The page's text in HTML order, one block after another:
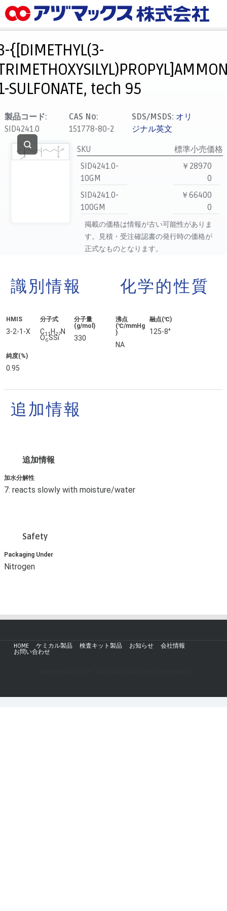
メニュー
お気に入り
カート
マイアカウント
主要取扱ブランド
代理店一覧
支払い
{[DIMETHYL(3-
SULFONATE, tech 95
製品コード:
SID4241.0
CAS No:
151778-80-2
SDS/MSDS: オリ
ジナル英文
SKU
標準小売価格
SID4241.0-
10GM
￥28970
0
SID4241.0-
100GM
￥66400
0
掲載の価格は情報が古い可能性がありま
す。見積・受注確認書の発行時の価格が
正式なものとなります。
識別情報
HMIS
3-2-1-X
分子式
C11H27N
O6SSi
分子量
(g/mol)
330
純度(%)
0.95
化学的性質
沸点
(℃/mmHg
)
NA
融点(℃)
125-8°
追加情報
追加情報
加水分解性
7: reacts slowly with moisture/water
Safety
Packaging Under
Nitrogen
HOME ケミカル製品 検査キット製品 お知らせ
会社情報
お問い合わせ